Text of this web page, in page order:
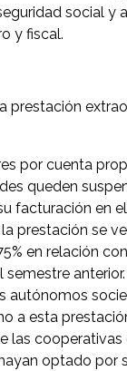
social y
y fiscal.
prestación
por cuenta
queden
facturación en
prestación se
en relación
anterior.
autónomos
a esta
las cooperativas
optado por